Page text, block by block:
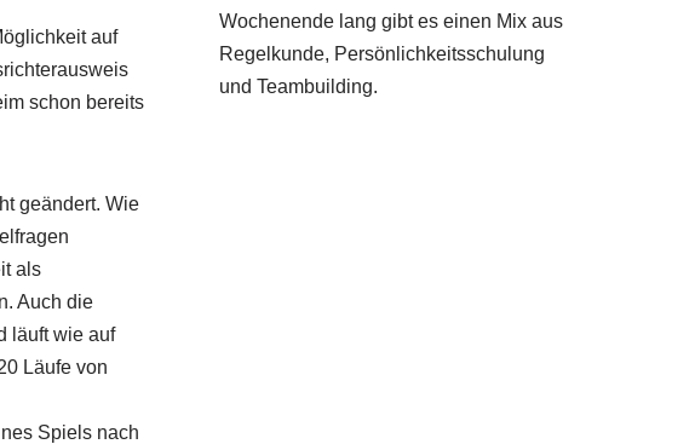
auf
schon bereits
geändert. Wie
als
Auch die
läuft wie auf
Läufe von
Spiels nach
Wochenende lang gibt es einen Mix aus
Regelkunde, Persönlichkeitsschulung
und Teambuilding.